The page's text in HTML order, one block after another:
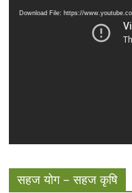
Download File: https://
सहज योग – सहज कृषि